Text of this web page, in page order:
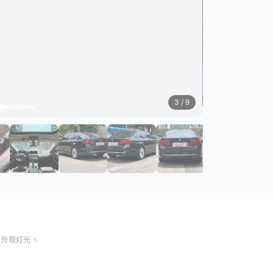
3 / 9
外观灯光 5